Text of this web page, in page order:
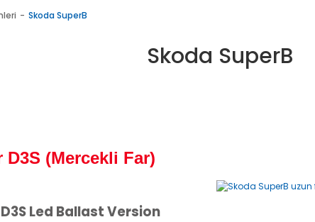
Skoda SuperB
Skoda SuperB
D3S (Mercekli Far)
Led Ballast Version